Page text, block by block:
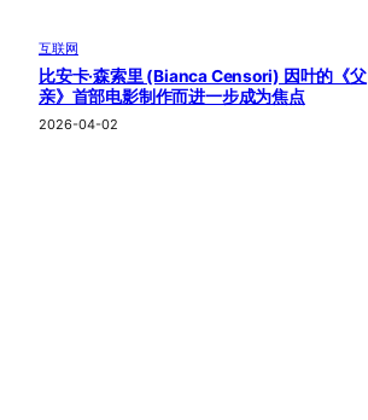
互联网
比安卡·森索里 (Bianca Censori) 因叶的《父
亲》首部电影制作而进一步成为焦点
2026-04-02